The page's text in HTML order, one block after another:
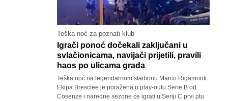
Teška noć za poznati klub
Igrači ponoć dočekali zaključani u
svlačionicama, navijači prijetili, pravili
haos po ulicama grada
Teška noć na legendarnom stadionu Marco Rigamonti.
Ekipa Bresciee je poražena u play-outu Serie B od
Cosenze i naredne sezone će igrati u Seriji C prvi ptu